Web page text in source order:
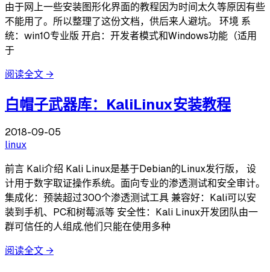
由于网上一些安装图形化界面的教程因为时间太久等原因有些
不能用了。所以整理了这份文档，供后来人避坑。 环境 系
统：win10专业版 开启：开发者模式和Windows功能（适用
于
阅读全文 →
白帽子武器库：KaliLinux安装教程
2018-09-05
linux
前言 Kali介绍 Kali Linux是基于Debian的Linux发行版， 设
计用于数字取证操作系统。面向专业的渗透测试和安全审计。
集成化：预装超过300个渗透测试工具 兼容好：Kali可以安
装到手机、PC和树莓派等 安全性：Kali Linux开发团队由一
群可信任的人组成,他们只能在使用多种
阅读全文 →